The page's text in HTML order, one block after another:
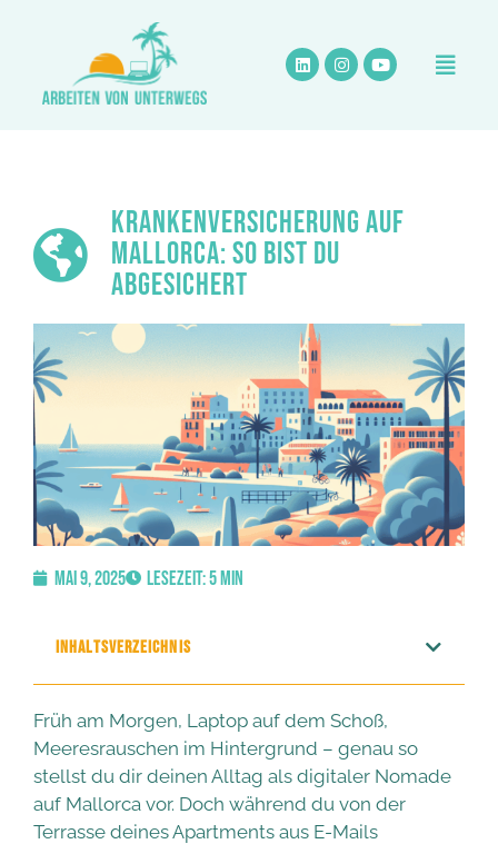
springen
KRANKENVERSICHERUNG AUF
MALLORCA: SO BIST DU
ABGESICHERT
Mai 9, 2025 Lesezeit: 5 Min
INHALTSVERZEICHNIS
Früh am Morgen, Laptop auf dem Schoß,
Meeresrauschen im Hintergrund – genau so
stellst du dir deinen Alltag als digitaler Nomade
auf Mallorca vor. Doch während du von der
Terrasse deines Apartments aus E-Mails